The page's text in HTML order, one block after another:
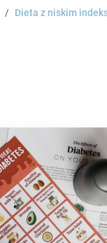
Dieta z niskim